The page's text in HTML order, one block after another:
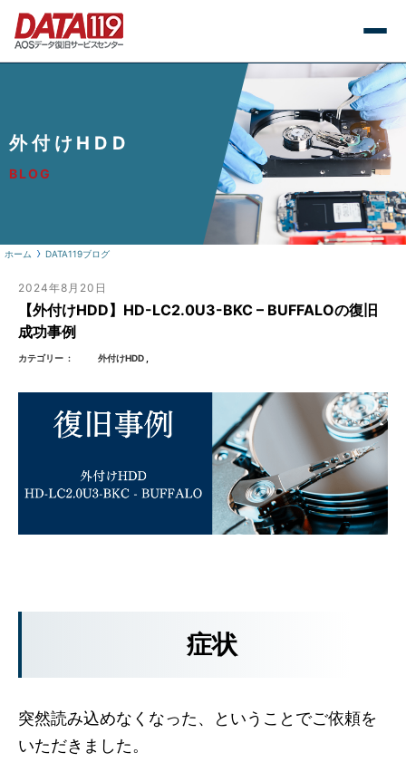
外付けHDD
BLOG
ホーム DATA119ブログ
2024年8月20日
【外付けHDD】HD-LC2.0U3-BKC – BUFFALOの復旧
成功事例
カテゴリー 外付けHDD
症状
突然読み込めなくなった、ということでご依頼を
いただきました。